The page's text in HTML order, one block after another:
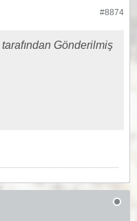
#8874
tarafından Gönderilmiş